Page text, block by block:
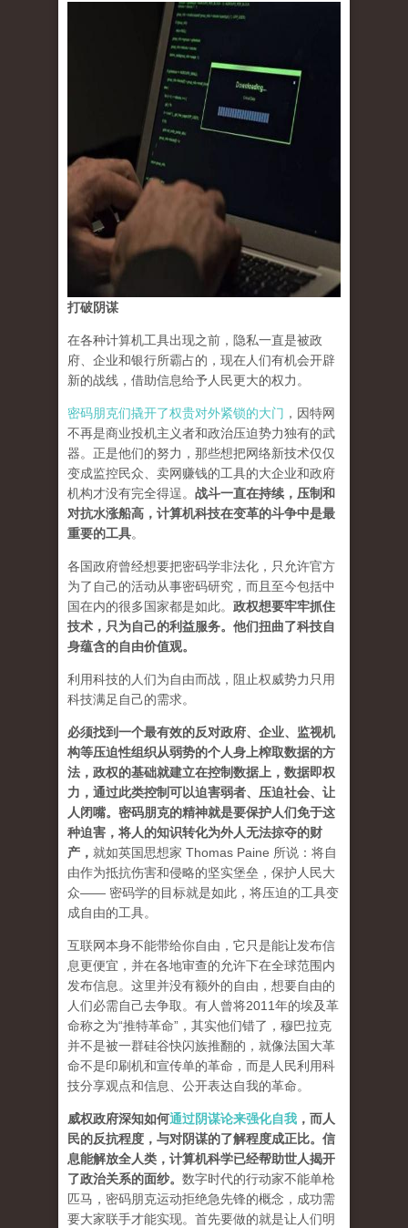
打破阴谋
在各种计算机工具出现之前，隐私一直是被政
府、企业和银行所霸占的，现在人们有机会开辟
新的战线，借助信息给予人民更大的权力。
密码朋克们撬开了权贵对外紧锁的大门 ，因特网
不再是商业投机主义者和政治压迫势力独有的武
器。正是他们的努力，那些想把网络新技术仅仅
变成监控民众、卖网赚钱的工具的大企业和政府
机构才没有完全得逞。 战斗一直在持续，压制和
对抗水涨船高，计算机科技在变革的斗争中是最
重要的工具。
各国政府曾经想要把密码学非法化，只允许官方
为了自己的活动从事密码研究，而且至今包括中
国在内的很多国家都是如此。 政权想要牢牢抓住
技术，只为自己的利益服务。他们扭曲了科技自
身蕴含的自由价值观。
利用科技的人们为自由而战，阻止权威势力只用
科技满足自己的需求。
必须找到一个最有效的反对政府、企业、监视机
构等压迫性组织从弱势的个人身上榨取数据的方
法，政权的基础就建立在控制数据上，数据即权
力，通过此类控制可以迫害弱者、压迫社会、让
人闭嘴。密码朋克的精神就是要保护人们免于这
种迫害，将人的知识转化为外人无法掠夺的财
产 ， 就如英国思想家 Thomas Paine 所说：将自
由作为抵抗伤害和侵略的坚实堡垒，保护人民大
众—— 密码学的目标就是如此，将压迫的工具变
成自由的工具。
互联网本身不能带给你自由，它只是能让发布信
息更便宜，并在各地审查的允许下在全球范围内
发布信息。这里并没有额外的自由，想要自由的
人们必需自己去争取。有人曾将2011年的埃及革
命称之为“推特革命”，其实他们错了，穆巴拉克
并不是被一群硅谷快闪族推翻的，就像法国大革
命不是印刷机和宣传单的革命，而是人民利用科
技分享观点和信息、公开表达自我的革命。
威权政府深知如何通过阴谋论来强化自我 ，而人
民的反抗程度，与对阴谋的了解程度成正比。信
息能解放全人类，计算机科学已经帮助世人揭开
了政治关系的面纱。 数字时代的行动家不能单枪
匹马，密码朋克运动拒绝急先锋的概念，成功需
要大家联手才能实现。首先要做的就是让人们明